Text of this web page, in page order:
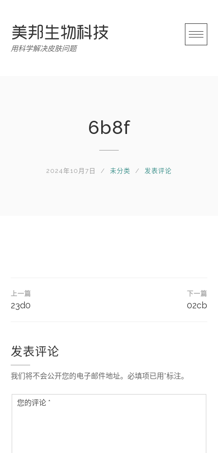
用科学解决皮肤问题
6b8f
2024年10月7日 未分类 发表评论
文
章
航
上一篇
23d0
下一篇
02cb
发表评论
我们将不会公开您的电子邮件地址。必填项已用*标注。